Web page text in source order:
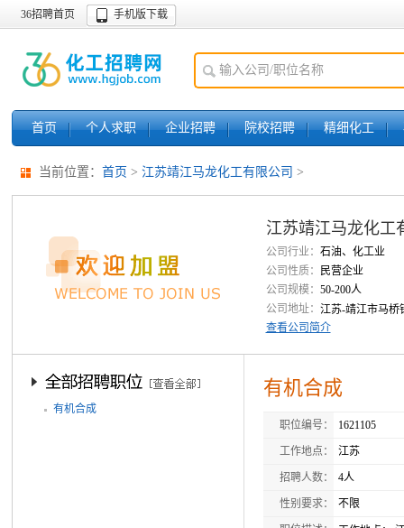
36招聘首页 手机版下载
首页 个人求职 企业招聘 院校招聘 精细化工
当前位置： 首页 > 江苏靖江马龙化工有限公司 >
江苏靖江马龙化工
公司行业： 石油、化工业
公司性质：
民营企业
公司规模： 50-200人
公司地址： 江苏-靖江市马桥
查看公司简介
有机合成
有机合成
职位编号： 1621105
工作地点： 江苏
招聘人数： 4人
性别要求： 不限